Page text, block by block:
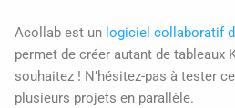
Acollab est un logiciel collaboratif
permet de créer autant de tableaux
souhaitez ! N’hésitez-pas à tester
plusieurs projets en parallèle.